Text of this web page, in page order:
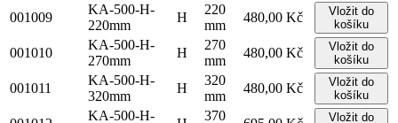
001009
KA-500-H-
220mm
H
220
mm
480,00 Kč
Vložit do
košíku
001010
KA-500-H-
270mm
H
270
mm
480,00 Kč
Vložit do
košíku
001011
KA-500-H-
320mm
H
320
mm
480,00 Kč
Vložit do
košíku
KA-500-H-
370
Vložit do